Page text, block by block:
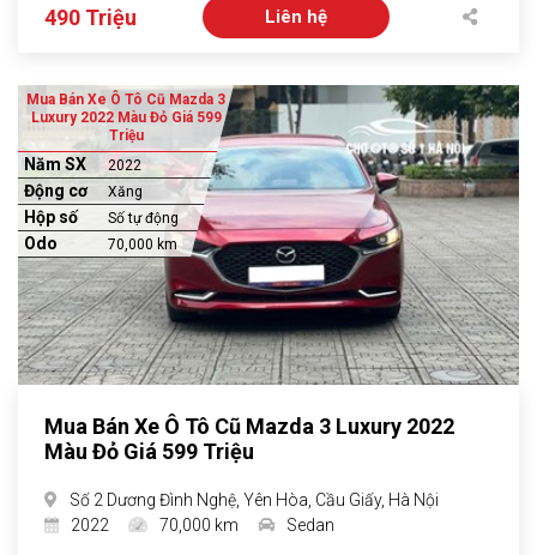
490 Triệu Liên hệ
Mua Bán Xe Ô Tô Cũ Mazda 3
Luxury 2022 Màu Đỏ Giá 599
Triệu
Năm SX 2022
Động cơ Xăng
Hộp số Số tự động
Odo 70,000 km
Mua Bán Xe Ô Tô Cũ Mazda 3 Luxury 2022
Màu Đỏ Giá 599 Triệu
Số 2 Dương Đình Nghệ, Yên Hòa, Cầu Giấy, Hà Nội
2022
70,000 km Sedan